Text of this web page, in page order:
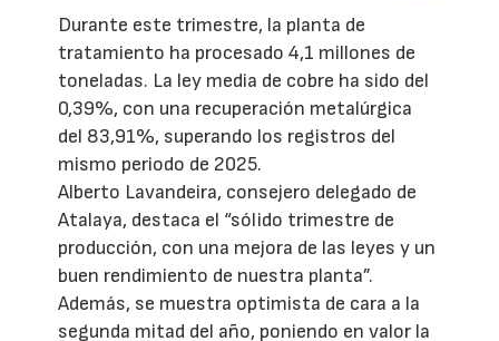
Durante este trimestre, la planta de
tratamiento ha procesado 4,1 millones de
toneladas. La ley media de cobre ha sido del
0,39%, con una recuperación metalúrgica
del 83,91%, superando los registros del
mismo periodo de 2025.
Alberto Lavandeira, consejero delegado de
Atalaya, destaca el “sólido trimestre de
producción, con una mejora de las leyes y un
buen rendimiento de nuestra planta”.
Además, se muestra optimista de cara a la
segunda mitad del año, poniendo en valor la